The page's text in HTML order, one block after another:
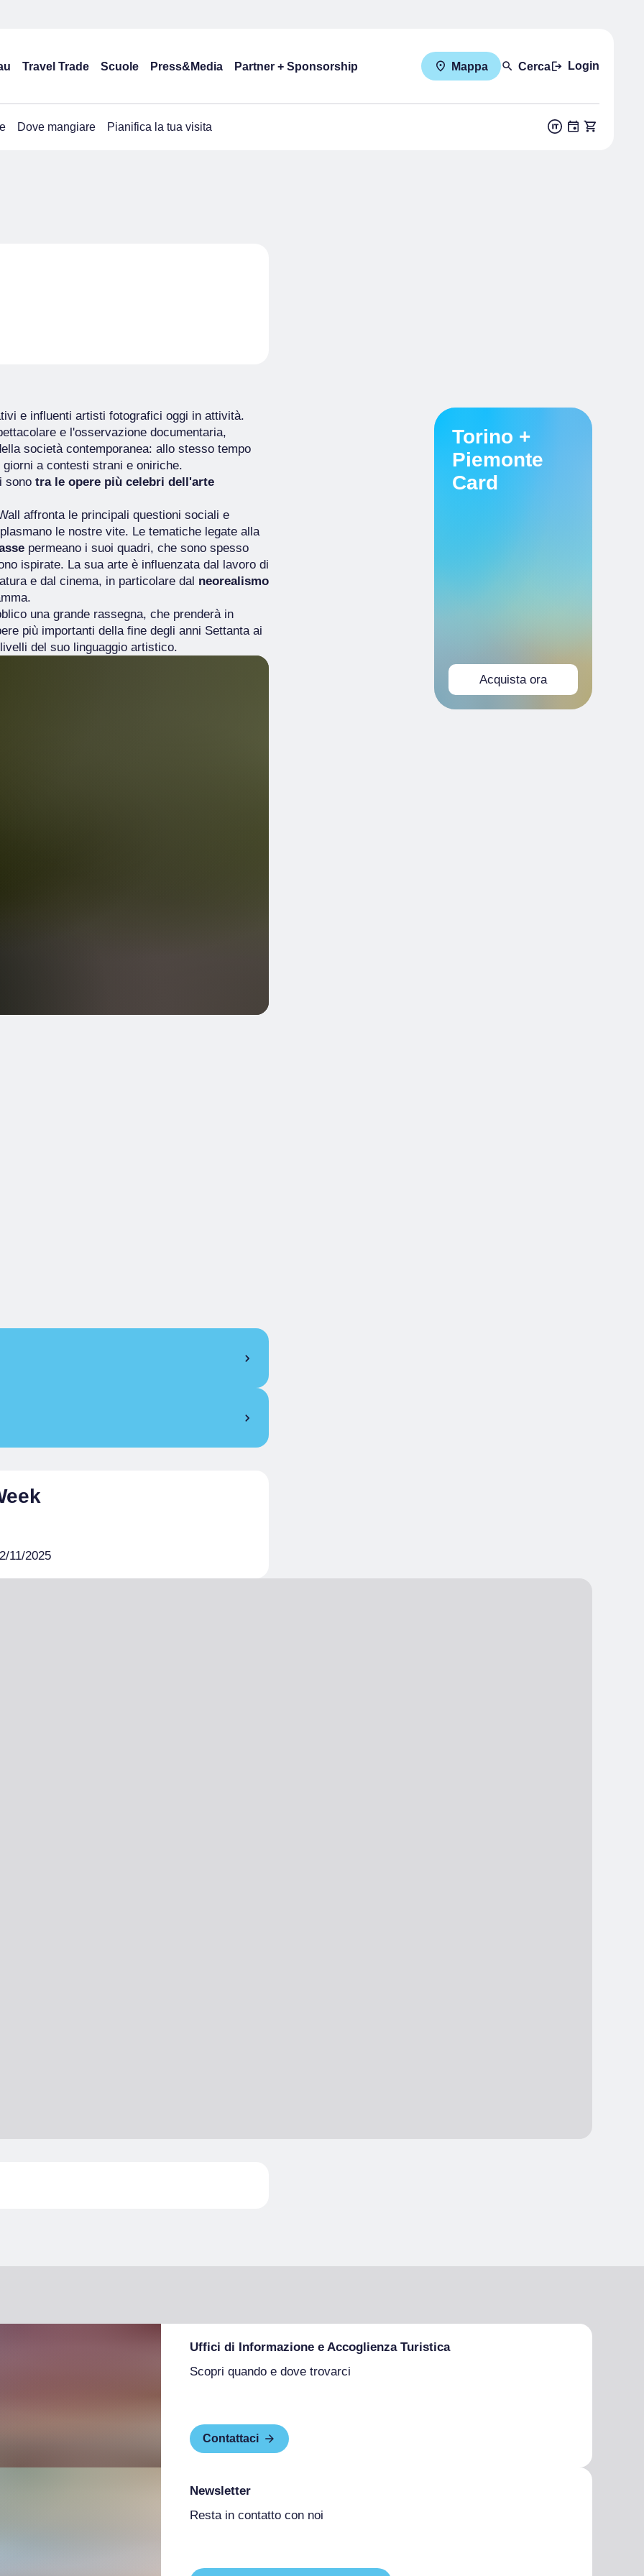
Travel Trade Scuole Press&Media Partner + Sponsorship Mappa Cerca Login
Dove mangiare Pianifica la tua visita
e influenti artisti fotografici oggi in attività.
e l'osservazione documentaria,
società contemporanea: allo stesso tempo
a contesti strani e oniriche.
sono tra le opere più celebri dell'arte
affronta le principali questioni sociali e
le nostre vite. Le tematiche legate alla
permeano i suoi quadri, che sono spesso
ispirate. La sua arte è influenzata dal lavoro di
e dal cinema, in particolare dal neorealismo
una grande rassegna, che prenderà in
più importanti della fine degli anni Settanta ai
del suo linguaggio artistico.
€ 8.00
11/2025
Torino +
Piemonte
Card
Acquista ora
Uffici di Informazione e Accoglienza Turistica
Scopri quando e dove trovarci
Contattaci
Newsletter
Resta in contatto con noi